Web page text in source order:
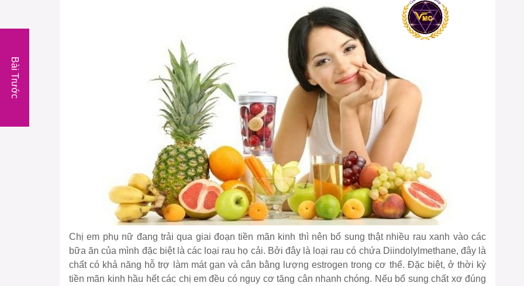
Chị em phụ nữ đang trải qua giai đoạn tiền mãn kinh thì nên bổ sung thật nhiều rau xanh vào các
bữa ăn của mình đặc biệt là các loại rau họ cải. Bởi đây là loại rau có chứa Diindolylmethane, đây là
chất có khả năng hỗ trợ làm mát gan và cân bằng lượng estrogen trong cơ thể. Đặc biệt, ở thời kỳ
tiền mãn kinh hầu hết các chị em đều có nguy cơ tăng cân nhanh chóng. Nếu bổ sung chất xơ đúng
Bài Trước